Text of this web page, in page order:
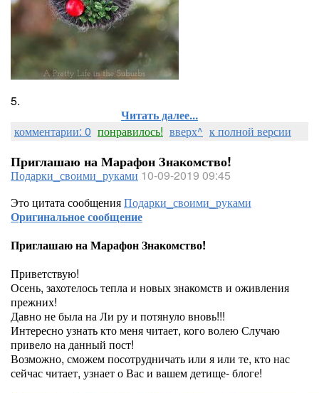
5.
Читать далее...
комментарии: 0 понравилось! вверх^ к полной версии
Приглашаю на Марафон Знакомство!
Подарки_своими_руками 10-09-2019 09:45
Это цитата сообщенияПодарки_своими_руками
Оригинальное сообщение
Приглашаю на Марафон Знакомство!
Приветствую!
Осень, захотелось тепла и новых знакомств и оживления
прежних!
Давно не была на Ли ру и потянуло вновь!!!
Интересно узнать кто меня читает, кого волею Случаю
привело на данный пост!
Возможно, сможем посотрудничать или я или те, кто нас
сейчас читает, узнает о Вас и вашем детище- блоге!